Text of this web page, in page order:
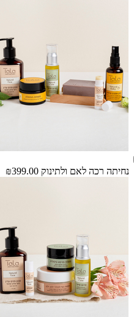
נחיתה רכה לאם ולתינוק ₪399.00